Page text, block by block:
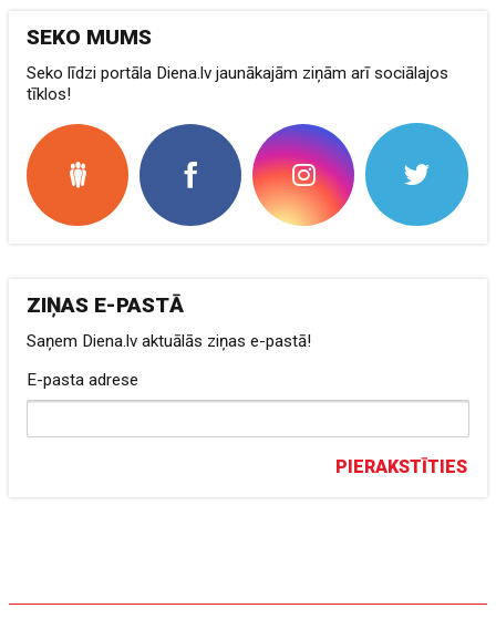
SEKO MUMS
Seko līdzi portāla Diena.lv jaunākajām ziņām arī sociālajos
tīklos!
ZIŅAS E-PASTĀ
Saņem Diena.lv aktuālās ziņas e-pastā!
E-pasta adrese
PIERAKSTĪTIES